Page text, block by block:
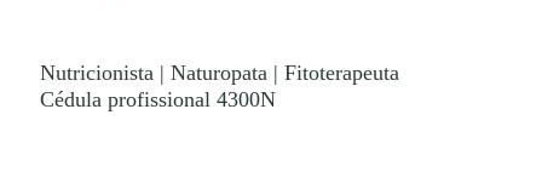
Nutricionista | Naturopata | Fitoterapeuta ​
Cédula profissional 4300N